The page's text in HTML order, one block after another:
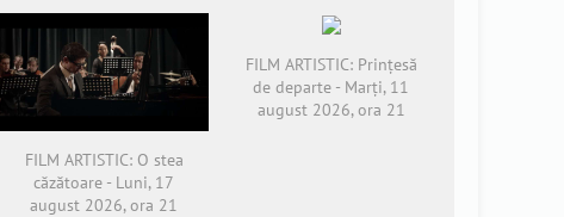
FILM ARTISTIC: O stea
căzătoare - Luni, 17
august 2026, ora 21
FILM ARTISTIC: Prințesă
de departe - Marți, 11
august 2026, ora 21